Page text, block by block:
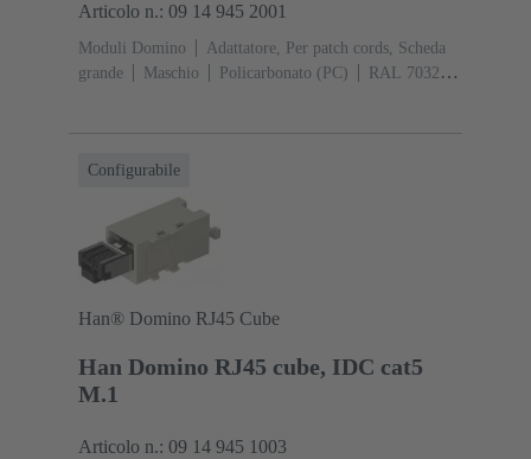
Articolo n.: 09 14 945 2001
Moduli Domino
Adattatore, Per patch cords, Scheda
grande
Maschio Policarbonato (PC)
RAL 7032
Configurabile
Han® Domino RJ45 Cube
Han Domino RJ45 cube, IDC cat5
M.1
Articolo n.: 09 14 945 1003